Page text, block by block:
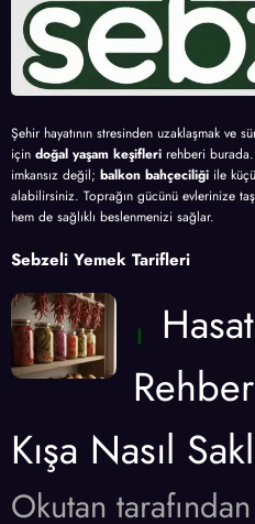
Şehir hayatının stresinden uzaklaşmak ve
için doğal yaşam keşifleri rehberi burada.
imkansız değil; balkon bahçeciliği ile
alabilirsiniz. Toprağın gücünü evlerinize
hem de sağlıklı beslenmenizi sağlar.
Sebzeli Yemek Tarifleri
Kışa Nasıl
Okutan tarafından